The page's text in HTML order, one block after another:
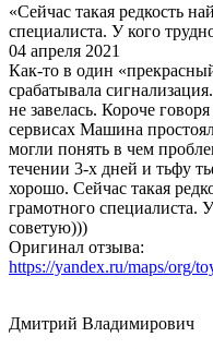
«Сейчас такая редкость
специалиста. У кого
04 апреля 2021
Как-то в один
срабатывала
не завелась. Короче
сервисах Машина
могли понять в чем
течении 3-х дней и тьфу
хорошо. Сейчас такая
грамотного специалиста.
советую)))
Оригинал отзыва:
https://yandex.ru/maps/org/
Дмитрий Владимирович